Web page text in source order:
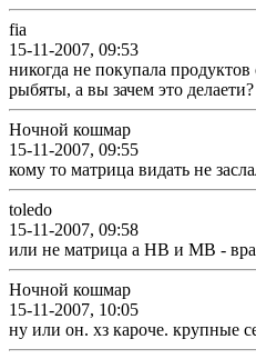
fia
15-11-2007, 09:53
никогда не покупала
рыбяты, а вы зачем это делаети?
Ночной кошмар
15-11-2007, 09:55
кому то матрица видать не
toledo
15-11-2007, 09:58
или не матрица а НВ и МВ -
Ночной кошмар
15-11-2007, 10:05
ну или он. хз кароче. крупные